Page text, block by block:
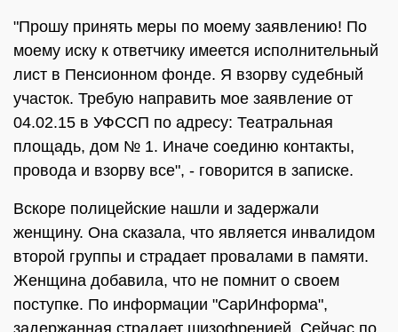
"Прошу принять меры по моему заявлению! По
моему иску к ответчику имеется исполнительный
лист в Пенсионном фонде. Я взорву судебный
участок. Требую направить мое заявление от
04.02.15 в УФССП по адресу: Театральная
площадь, дом № 1. Иначе соединю контакты,
провода и взорву все", - говорится в записке.
Вскоре полицейские нашли и задержали
женщину. Она сказала, что является инвалидом
второй группы и страдает провалами в памяти.
Женщина добавила, что не помнит о своем
поступке. По информации "СарИнформа",
задержанная страдает шизофренией. Сейчас по